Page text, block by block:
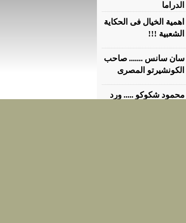
الدراما
اهمية الخيال فى الحكاية
الشعبية !!!
سان سانس ....... صاحب
الكونشيرتو المصرى
محمود شكوكو ..... ورد